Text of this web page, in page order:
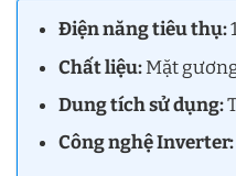
Điện năng tiêu thụ:
Chất liệu:Mặt
Dung tích sử dụng:
Công nghệ Inverter: